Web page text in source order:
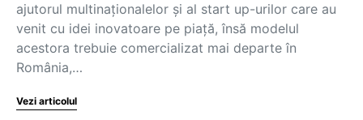
ajutorul multinaționalelor și al start up-urilor care au
venit cu idei inovatoare pe piață, însă modelul
acestora trebuie comercializat mai departe în
România,…
Vezi articolul